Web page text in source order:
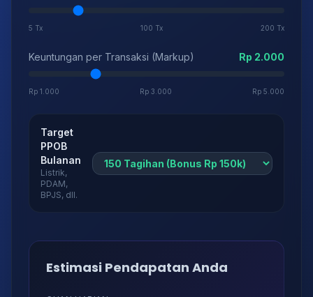
5 Tx 100 Tx 200 Tx
Keuntungan per Transaksi (Markup) Rp 2.000
Rp 1.000 Rp 3.000 Rp 5.000
Target
PPOB
Bulanan
Listrik,
PDAM,
BPJS, dll.
Estimasi Pendapatan Anda